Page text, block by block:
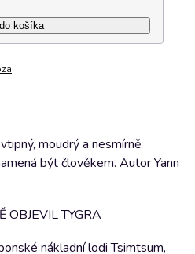
košíka
moudrý a nesmírně
být člověkem. Autor Yann
OBJEVIL TYGRA
nákladní lodi Tsimtsum,